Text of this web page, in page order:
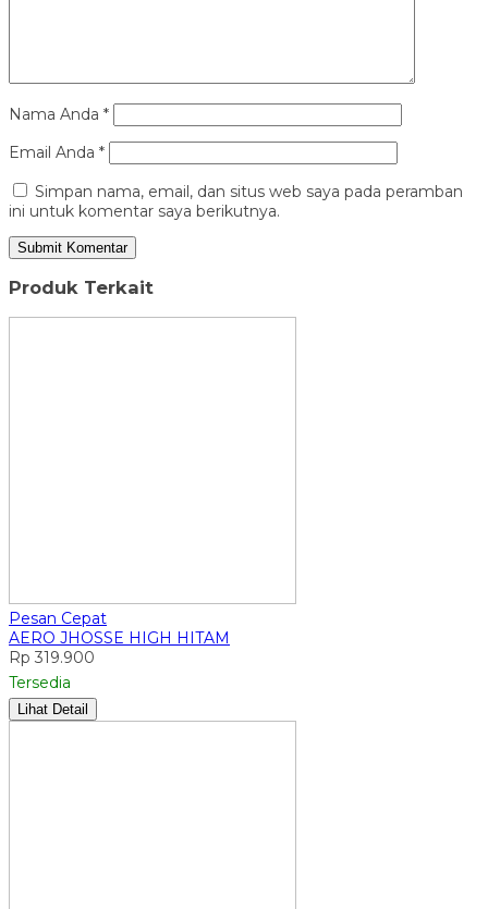
Nama Anda *
Email Anda *
Simpan nama, email, dan situs web saya pada peramban
ini untuk komentar saya berikutnya.
Produk Terkait
Pesan Cepat
AERO JHOSSE HIGH HITAM
Rp 319.900
Tersedia
Lihat Detail